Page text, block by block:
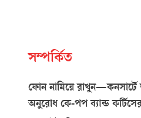
সম্পর্কিত
ফোন নামিয়ে রাখুন—কনসার্টে
অনুরোধ কে-পপ ব্যান্ড